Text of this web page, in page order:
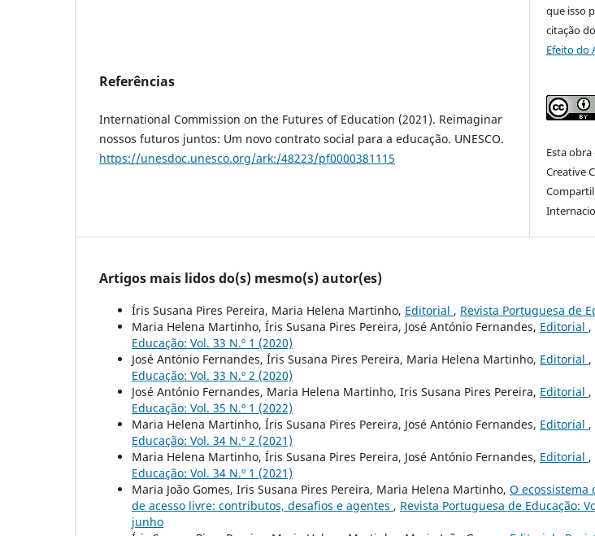
Referências
International Commission on the Futures of Education (2021). Reimaginar
nossos futuros juntos: Um novo contrato social para a educação. UNESCO.
https://unesdoc.unesco.org/ark:/48223/pf0000381115
que isso
citação
Efeito do
Esta
Creative
Artigos mais lidos do(s) mesmo(s) autor(es)
Íris Susana Pires Pereira, Maria Helena Martinho, Editorial , Revista Portuguesa de
Maria Helena Martinho, Íris Susana Pires Pereira, José António Fernandes, Editorial ,
Educação: Vol. 33 N.º 1 (2020)
José António Fernandes, Íris Susana Pires Pereira, Maria Helena Martinho, Editorial ,
Educação: Vol. 33 N.º 2 (2020)
José António Fernandes, Maria Helena Martinho, Iris Susana Pires Pereira, Editorial ,
Educação: Vol. 35 N.º 1 (2022)
Maria Helena Martinho, Íris Susana Pires Pereira, José António Fernandes, Editorial ,
Educação: Vol. 34 N.º 2 (2021)
Maria Helena Martinho, Íris Susana Pires Pereira, José António Fernandes, Editorial ,
Educação: Vol. 34 N.º 1 (2021)
Maria João Gomes, Iris Susana Pires Pereira, Maria Helena Martinho, O ecossistema
de acesso livre: contributos, desafios e agentes , Revista Portuguesa de Educação:
junho